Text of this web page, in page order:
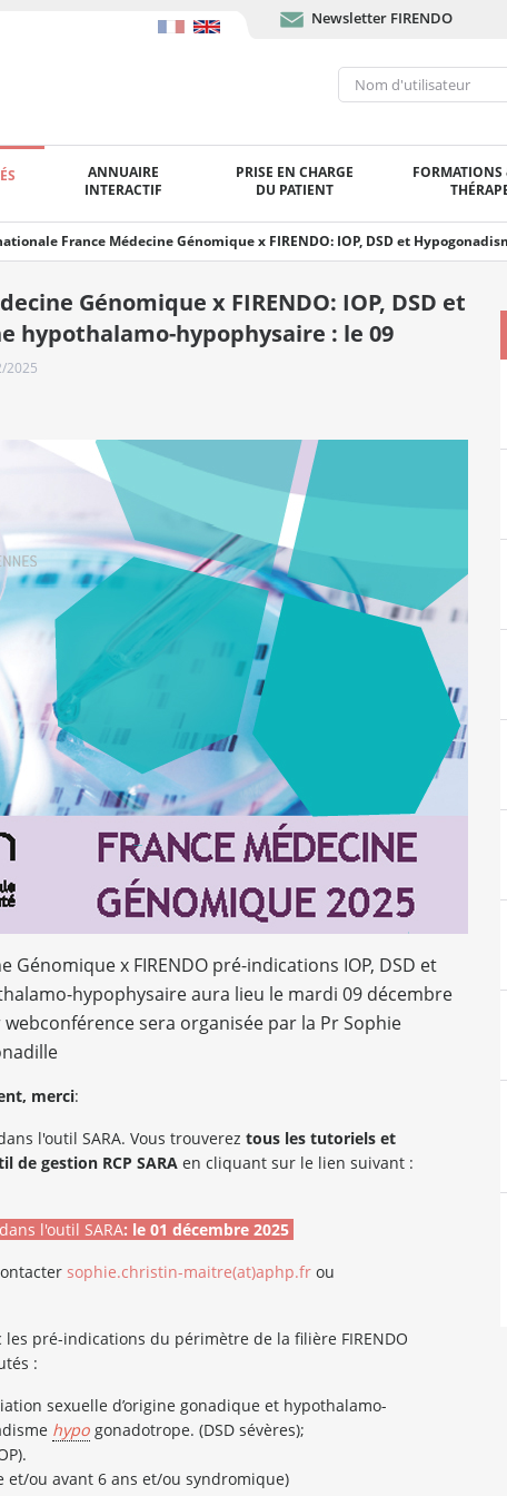
Newsletter FIRENDO
ANNUAIRE
INTERACTIF
PRISE EN CHARGE
DU PATIENT
France Médecine Génomique x FIRENDO: IOP, DSD et
Génomique x FIRENDO: IOP, DSD et
hypothalamo-hypophysaire : le 09
2025
Génomique x FIRENDO pré-indications IOP, DSD et
hypophysaire aura lieu le mardi 09 décembre
webconférence sera organisée par la Pr Sophie
merci:
l'outil SARA. Vous trouverez tous les tutoriels et
de gestion RCP SARAen cliquant sur le lien suivant :
l'outil SARA: le 01 décembre 2025
sophie.christin-maitre(at)aphp.frou
pré-indications du périmètre de la filière FIRENDO
:
sexuelle d’origine gonadique et hypothalamo-
hypogonadotrope. (DSD sévères);
et/ou avant 6 ans et/ou syndromique)